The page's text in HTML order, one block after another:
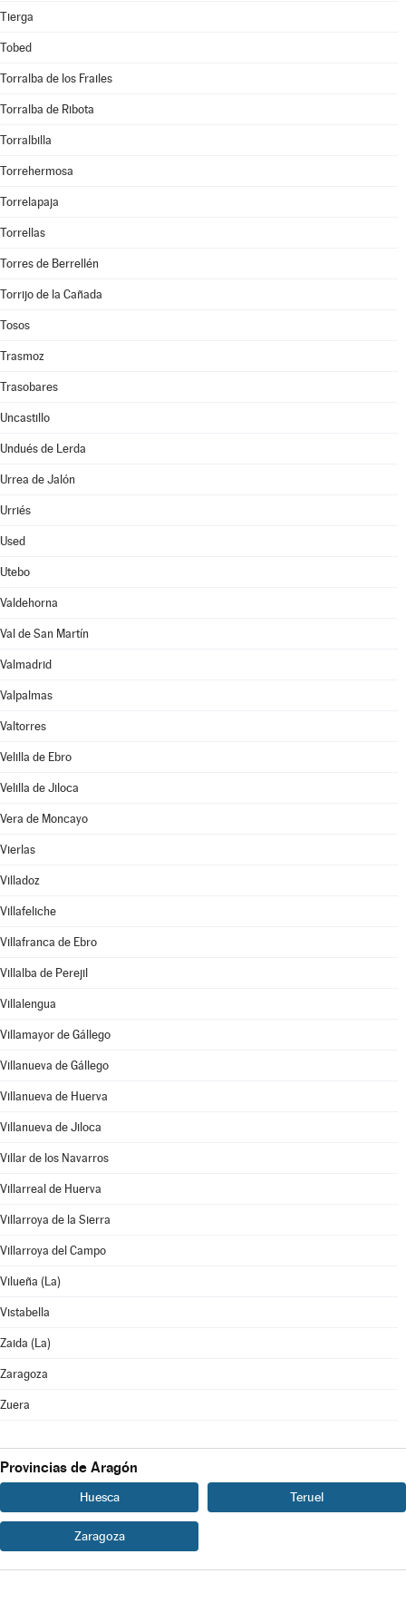
Tierga
Tobed
Torralba de los Frailes
Torralba de Ribota
Torralbilla
Torrehermosa
Torrelapaja
Torrellas
Torres de Berrellén
Torrijo de la Cañada
Tosos
Trasmoz
Trasobares
Uncastillo
Undués de Lerda
Urrea de Jalón
Urriés
Used
Utebo
Valdehorna
Val de San Martín
Valmadrid
Valpalmas
Valtorres
Velilla de Ebro
Velilla de Jiloca
Vera de Moncayo
Vierlas
Villadoz
Villafeliche
Villafranca de Ebro
Villalba de Perejil
Villalengua
Villamayor de Gállego
Villanueva de Gállego
Villanueva de Huerva
Villanueva de Jiloca
Villar de los Navarros
Villarreal de Huerva
Villarroya de la Sierra
Villarroya del Campo
Vilueña (La)
Vistabella
Zaida (La)
Zaragoza
Zuera
Provincias de Aragón
Huesca Teruel
Zaragoza